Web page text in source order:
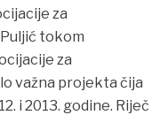
za
tokom
za
važna projekta čija
i 2013. godine. Riječ